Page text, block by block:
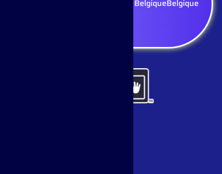
Sélectionnez votre région — BelgiqueBelgique